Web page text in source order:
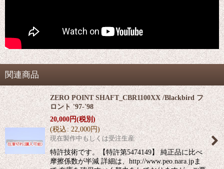
関連商品
ZERO POINT SHAFT_CBR1100XX /Blackbird フ
ロント '97-'98
20,000円(税別)
(税込: 22,000円)
現在製作中もしくは受注生産
特許技術です。【特許第5474149】 純正品に比べ
摩擦係数が半減 詳細は、http://www.peo.nara.jpま